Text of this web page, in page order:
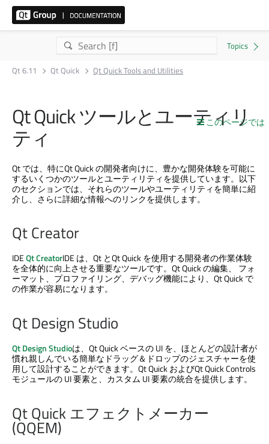
Qt 6.11 Qt Quick Qt Quick Tools and Utilities
このページでは
Qt Quickツールとユーティリ
ティ
Qt では、特にQt Quickの開発者向けに、豊かな開発体験を可能に
するいくつかのツールとユーティリティを提供しています。以下
のセクションでは、それらのツールやユーティリティを簡単に紹
介し、さらに詳細な情報へのリンクを提供します。
Qt Creator
IDEQt CreatorIDE は、Qt とQt Quickを使用する開発者の作業体験
を全体的に向上させる重要なツールです。 Qt Quickの編集、 フォ
ーマット、プロファイリング、デバッグ機能により、 Qt Quickで
の作業が容易になります。
Qt Design Studio
Qt Design Studioは、 Qt Quickベースの UI を、ほとんどの設計者が
慣れ親しんでいる簡単なドラッグ＆ドロップのジェスチャーを使
用して設計することができます。 Qt QuickおよびQt Quick Controls
モジュールの UI 要素と、カスタム UI 要素の統合を提供します。
Qt Quickエフェクトメーカー
(QQEM)